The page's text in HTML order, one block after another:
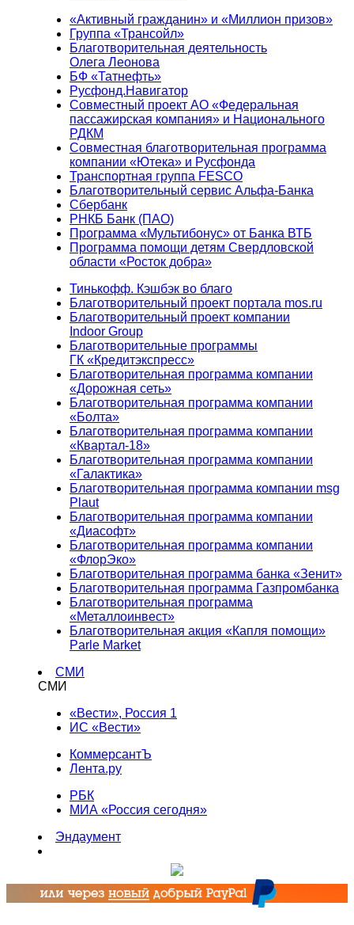
«Активный гражданин» и «Миллион призов»
Группа «Трансойл»
Благотворительная деятельность
Олега Леонова
БФ «Татнефть»
Русфонд.Навигатор
Совместный проект АО «Федеральная
пассажирская компания» и Национального
РДКМ
Совместная благотворительная программа
компании «Ютека» и Русфонда
Транспортная группа FESCO
Благотворительный сервис Альфа-Банка
Сбербанк
РНКБ Банк (ПАО)
Программа «Мультибонус» от Банка ВТБ
Программа помощи детям Свердловской
области «Росток добра»
Тинькофф. Кэшбэк во благо
Благотворительный проект портала mos.ru
Благотворительный проект компании
Indoor Group
Благотворительные программы
ГК «Кредитэкспресс»
Благотворительная программа компании
«Дорожная сеть»
Благотворительная программа компании
«Болта»
Благотворительная программа компании
«Квартал-18»
Благотворительная программа компании
«Галактика»
Благотворительная программа компании msg
Plaut
Благотворительная программа компании
«Диасофт»
Благотворительная программа компании
«ФлорЭко»
Благотворительная программа банка «Зенит»
Благотворительная программа Газпромбанка
Благотворительная программа
«Металлоинвест»
Благотворительная акция «Капля помощи»
Parle Market
СМИ
СМИ
«Вести», Россия 1
ИС «Вести»
КоммерсантЪ
Лента.ру
РБК
МИА «Россия сегодня»
Эндаумент